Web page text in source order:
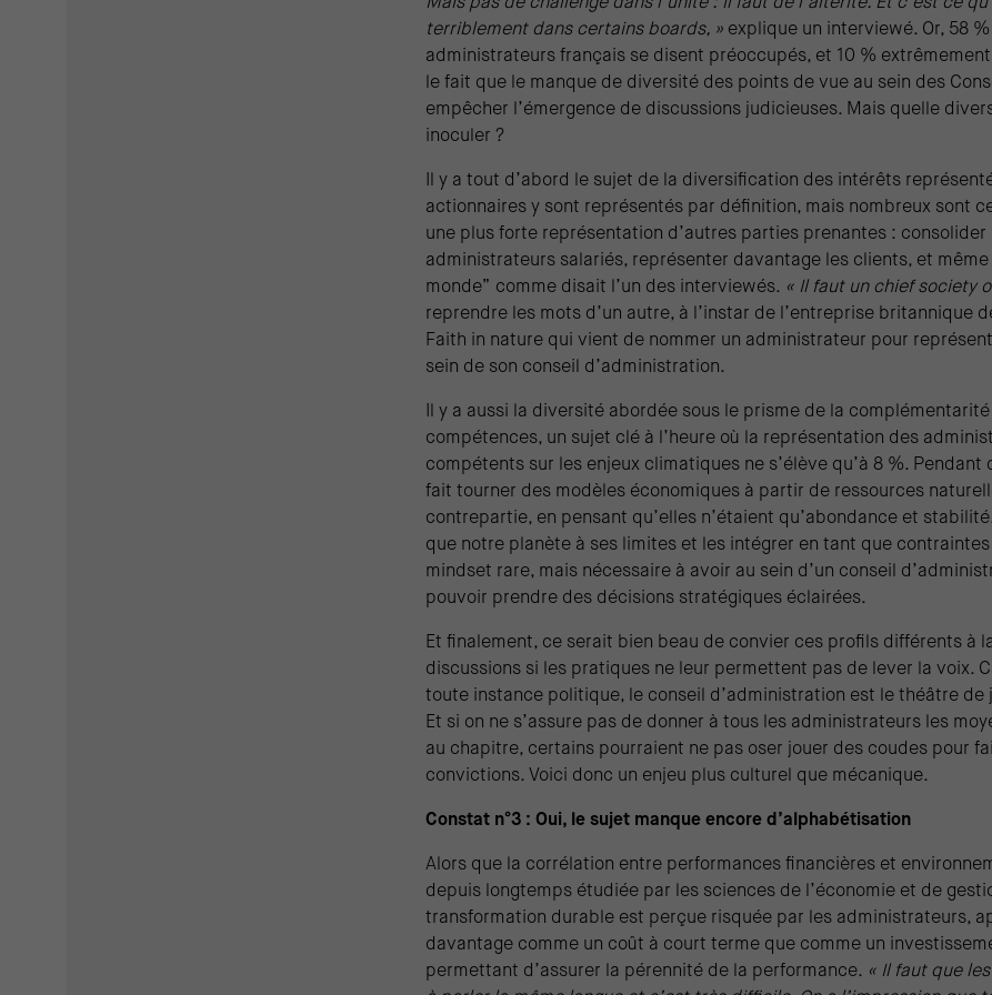
terriblement dans certains boards, » explique un interviewé. Or, 58
administrateurs français se disent préoccupés, et 10 %
le fait que le manque de diversité des points de vue au sein des
empêcher l’émergence de discussions judicieuses. Mais quelle
inoculer ?
Il y a tout d’abord le sujet de la diversification des intérêts
actionnaires y sont représentés par définition, mais nombreux sont
une plus forte représentation d’autres parties prenantes : consolider
administrateurs salariés, représenter davantage les clients, et même
monde” comme disait l’un des interviewés. « Il faut un chief society
reprendre les mots d’un autre, à l’instar de l’entreprise britannique
Faith in nature qui vient de nommer un administrateur pour
sein de son conseil d’administration.
Il y a aussi la diversité abordée sous le prisme de la
compétences, un sujet clé à l’heure où la représentation des
compétents sur les enjeux climatiques ne s’élève qu’à 8 %. Pendant
fait tourner des modèles économiques à partir de ressources
contrepartie, en pensant qu’elles n’étaient qu’abondance et
que notre planète à ses limites et les intégrer en tant que
mindset rare, mais nécessaire à avoir au sein d’un conseil
pouvoir prendre des décisions stratégiques éclairées.
Et finalement, ce serait bien beau de convier ces profils différents à
discussions si les pratiques ne leur permettent pas de lever la voix.
toute instance politique, le conseil d’administration est le théâtre de
Et si on ne s’assure pas de donner à tous les administrateurs les
au chapitre, certains pourraient ne pas oser jouer des coudes pour
convictions. Voici donc un enjeu plus culturel que mécanique.
Constat n°3 : Oui, le sujet manque encore d’alphabétisation
Alors que la corrélation entre performances financières et
depuis longtemps étudiée par les sciences de l’économie et de
transformation durable est perçue risquée par les administrateurs,
davantage comme un coût à court terme que comme un
permettant d’assurer la pérennité de la performance. « Il faut que